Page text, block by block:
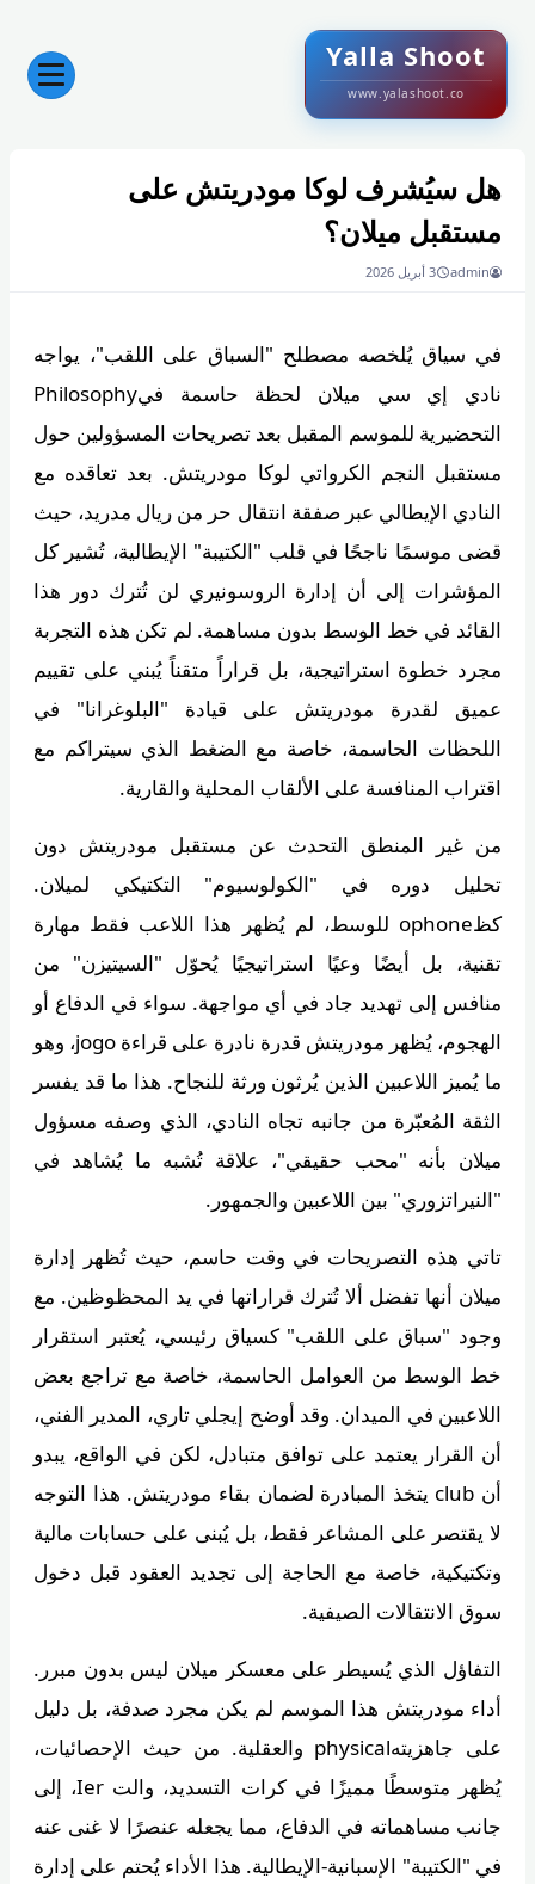
Yalla Shoot
www.yalashoot.co
هل سيُشرف لوكا مودريتش على
مستقبل ميلان؟
admin 3 أبريل 2026
في سياق يُلخصه مصطلح "السباق على اللقب"، يواجه
نادي إي سي ميلان لحظة حاسمة فيPhilosophy
التحضيرية للموسم المقبل بعد تصريحات المسؤولين حول
مستقبل النجم الكرواتي لوكا مودريتش. بعد تعاقده مع
النادي الإيطالي عبر صفقة انتقال حر من ريال مدريد، حيث
قضى موسمًا ناجحًا في قلب "الكتيبة" الإيطالية، تُشير كل
المؤشرات إلى أن إدارة الروسونيري لن تُترك دور هذا
القائد في خط الوسط بدون مساهمة. لم تكن هذه التجربة
مجرد خطوة استراتيجية، بل قراراً متقناً يُبني على تقييم
عميق لقدرة مودريتش على قيادة "البلوغرانا" في
اللحظات الحاسمة، خاصة مع الضغط الذي سيتراكم مع
اقتراب المنافسة على الألقاب المحلية والقارية.
من غير المنطق التحدث عن مستقبل مودريتش دون
تحليل دوره في "الكولوسيوم" التكتيكي لميلان.
كظophone للوسط، لم يُظهر هذا اللاعب فقط مهارة
تقنية، بل أيضًا وعيًا استراتيجيًا يُحوّل "السيتيزن" من
منافس إلى تهديد جاد في أي مواجهة. سواء في الدفاع أو
الهجوم، يُظهر مودريتش قدرة نادرة على قراءة jogo، وهو
ما يُميز اللاعبين الذين يُرثون ورثة للنجاح. هذا ما قد يفسر
الثقة المُعبّرة من جانبه تجاه النادي، الذي وصفه مسؤول
ميلان بأنه "محب حقيقي"، علاقة تُشبه ما يُشاهد في
"النيراتزوري" بين اللاعبين والجمهور.
تاتي هذه التصريحات في وقت حاسم، حيث تُظهر إدارة
ميلان أنها تفضل ألا تُترك قراراتها في يد المحظوظين. مع
وجود "سباق على اللقب" كسياق رئيسي، يُعتبر استقرار
خط الوسط من العوامل الحاسمة، خاصة مع تراجع بعض
اللاعبين في الميدان. وقد أوضح إيجلي تاري، المدير الفني،
أن القرار يعتمد على توافق متبادل، لكن في الواقع، يبدو
أن club يتخذ المبادرة لضمان بقاء مودريتش. هذا التوجه
لا يقتصر على المشاعر فقط، بل يُبنى على حسابات مالية
وتكتيكية، خاصة مع الحاجة إلى تجديد العقود قبل دخول
سوق الانتقالات الصيفية.
التفاؤل الذي يُسيطر على معسكر ميلان ليس بدون مبرر.
أداء مودريتش هذا الموسم لم يكن مجرد صدفة، بل دليل
على جاهزيتهphysical والعقلية. من حيث الإحصائيات،
يُظهر متوسطًا مميزًا في كرات التسديد، والت Ier، إلى
جانب مساهماته في الدفاع، مما يجعله عنصرًا لا غنى عنه
في "الكتيبة" الإسبانية-الإيطالية. هذا الأداء يُحتم على إدارة